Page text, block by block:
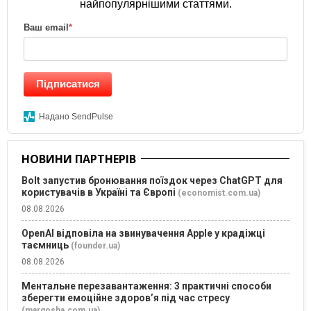
найпопулярнішими статтями.
Ваш email *
Підписатися
Надано SendPulse
НОВИНИ ПАРТНЕРІВ
Bolt запустив бронювання поїздок через ChatGPT для
користувачів в Україні та Європі (economist.com.ua)
08.08.2026
OpenAI відповіла на звинувачення Apple у крадіжці
таємниць (founder.ua)
08.08.2026
Ментальне перезавантаження: 3 практичні способи
зберегти емоційне здоров’я під час стресу